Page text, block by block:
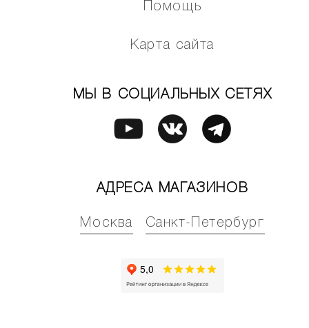
Помощь
Карта сайта
МЫ В СОЦИАЛЬНЫХ СЕТЯХ
АДРЕСА МАГАЗИНОВ
Москва Санкт-Петербург